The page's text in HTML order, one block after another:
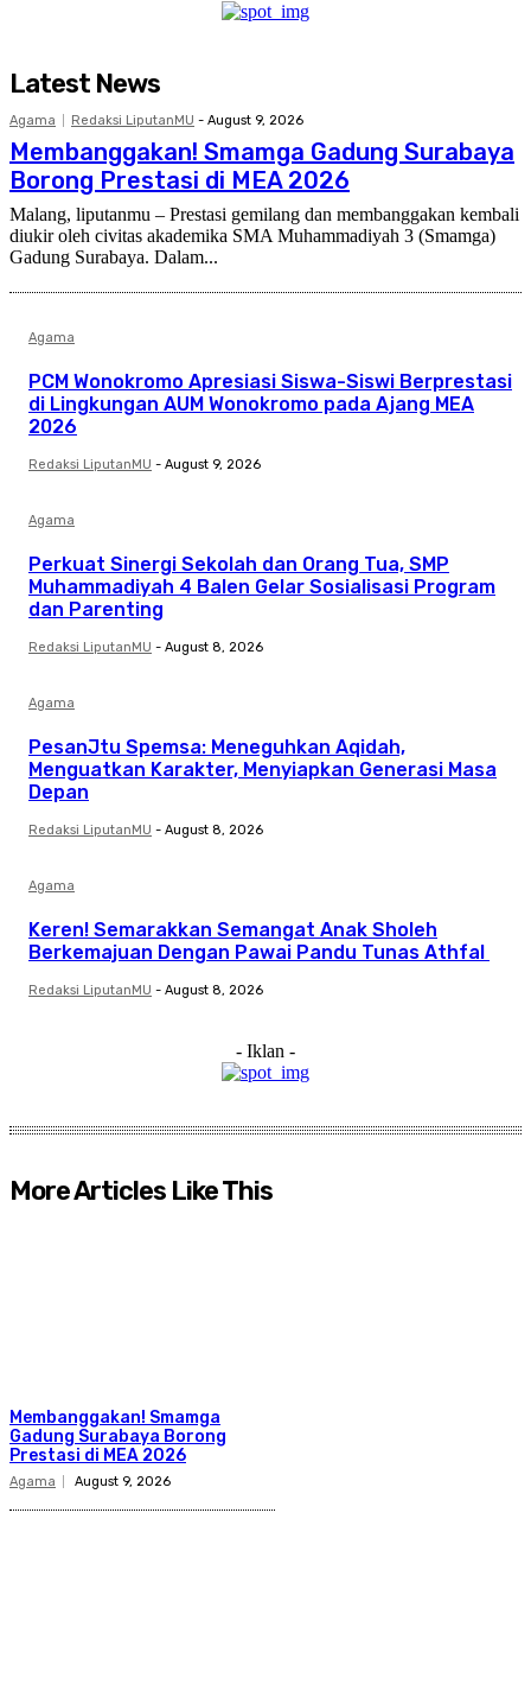
Latest News
Agama Redaksi LiputanMU - August 9, 2026
Membanggakan! Smamga Gadung Surabaya
Borong Prestasi di MEA 2026
Malang, liputanmu – Prestasi gemilang dan membanggakan kembali
diukir oleh civitas akademika SMA Muhammadiyah 3 (Smamga)
Gadung Surabaya. Dalam...
Agama
PCM Wonokromo Apresiasi Siswa-Siswi Berprestasi
di Lingkungan AUM Wonokromo pada Ajang MEA
2026
Redaksi LiputanMU - August 9, 2026
Agama
Perkuat Sinergi Sekolah dan Orang Tua, SMP
Muhammadiyah 4 Balen Gelar Sosialisasi Program
dan Parenting
Redaksi LiputanMU - August 8, 2026
Agama
PesanJtu Spemsa: Meneguhkan Aqidah,
Menguatkan Karakter, Menyiapkan Generasi Masa
Depan
Redaksi LiputanMU - August 8, 2026
Agama
Keren! Semarakkan Semangat Anak Sholeh
Berkemajuan Dengan Pawai Pandu Tunas Athfal
Redaksi LiputanMU - August 8, 2026
- Iklan -
More Articles Like This
Membanggakan! Smamga
Gadung Surabaya Borong
Prestasi di MEA 2026
Agama August 9, 2026